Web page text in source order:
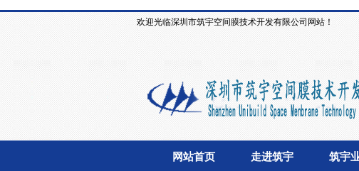
欢迎光临深圳市筑宇空间膜技术开发有限公司网站！
网站首页 走进筑宇 筑宇